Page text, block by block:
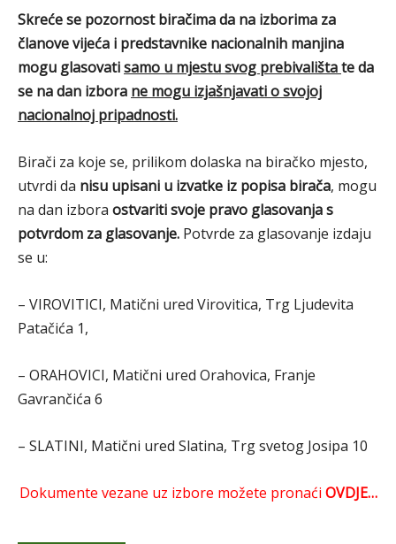
Skreće se pozornost biračima da na izborima za
članove vijeća i predstavnike nacionalnih manjina
mogu glasovatisamo u mjestu svog prebivalištate da
se na dan izbora ne mogu izjašnjavati o svojoj
nacionalnoj pripadnosti.
Birači za koje se, prilikom dolaska na biračko mjesto,
utvrdi da nisu upisani u izvatke iz popisa birača, mogu
na dan izbora ostvariti svoje pravo glasovanja s
potvrdom za glasovanje. Potvrde za glasovanje izdaju
se u:
– VIROVITICI, Matični ured Virovitica, Trg Ljudevita
Patačića 1,
– ORAHOVICI, Matični ured Orahovica, Franje
Gavrančića 6
– SLATINI, Matični ured Slatina, Trg svetog Josipa 10
Dokumente vezane uz izbore možete pronaći OVDJE…